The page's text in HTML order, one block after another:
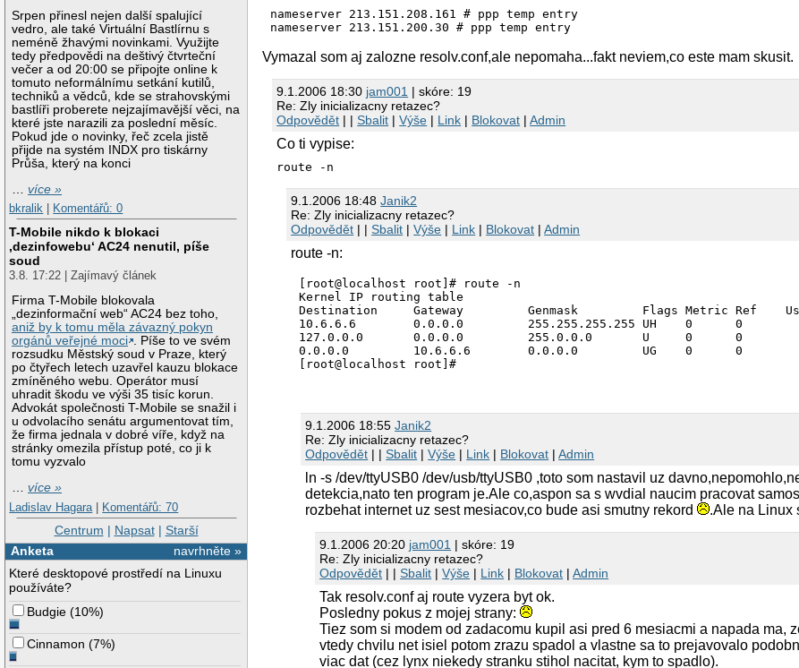
Srpen přinesl nejen další spalující
vedro, ale také Virtuální Bastlírnu s
neméně žhavými novinkami. Využijte
tedy předpovědi na deštivý čtvrteční
večer a od 20:00 se připojte online k
tomuto neformálnímu setkání kutilů,
techniků a vědců, kde se strahovskými
bastlíři proberete nejzajímavější věci, na
které jste narazili za poslední měsíc.
Pokud jde o novinky, řeč zcela jistě
přijde na systém INDX pro tiskárny
Průša, který na konci
…více »
bkralik
Komentářů: 0
T-Mobile nikdo k blokaci
‚dezinfowebu‘ AC24 nenutil, píše
soud
3.8. 17:22 | Zajímavý článek
Firma T-Mobile blokovala
„dezinformační web“ AC24 bez toho,
aniž by k tomu měla závazný pokyn
orgánů veřejné moci . Píše to ve svém
rozsudku Městský soud v Praze, který
po čtyřech letech uzavřel kauzu blokace
zmíněného webu. Operátor musí
uhradit škodu ve výši 35 tisíc korun.
Advokát společnosti T-Mobile se snažil i
u odvolacího senátu argumentovat tím,
že firma jednala v dobré víře, když na
stránky omezila přístup poté, co ji k
tomu vyzvalo
…více »
Ladislav Hagara | Komentářů: 70
Centrum | Napsat| Starší
navrhněte »
Anketa
Které desktopové prostředí na Linuxu
používáte?
Budgie (10%)
Cinnamon (7%)
From 10.128.29.91 icmp_seq=5 Destination Host Unreachable
ping: sendmsg: Operation not permitted
ping: sendmsg: Operation not permitted
ping: sendmsg: Operation not permitted
From 10.128.29.91 icmp_seq=8 Destination Host Unreachable
ping: sendmsg: Operation not permitted
From 10.128.29.91 icmp_seq=9 Destination Host Unreachable
ping: sendmsg: Operation not permitted
From 10.128.29.91 icmp_seq=10 Destination Host Unreachable
ping: sendmsg: Operation not permitted
nameserver 213.151.208.161 # ppp temp entry
nameserver 213.151.200.30 # ppp temp entry
Vymazal som aj zalozne resolv.conf,ale nepomaha...fakt neviem,co este mam skusit.
9.1.2006 18:30 jam001 | skóre: 19
Re: Zly inicializacny retazec?
Odpovědět | |Sbalit |Výše | Link | Blokovat |Admin
Co ti vypise:
route -n
9.1.2006 18:48Janik2
Re: Zly inicializacny retazec?
Odpovědět | |Sbalit |Výše | Link | Blokovat |Admin
route -n:
[root@localhost root]# route -n
Kernel IP routing table
Destination     Gateway         Genmask         Flags Metric Ref
10.6.6.6        0.0.0.0         255.255.255.255 UH    0      0
127.0.0.0       0.0.0.0         255.0.0.0       U     0      0
0.0.0.0         10.6.6.6        0.0.0.0         UG    0      0        0
[root@localhost root]#
9.1.2006 18:55Janik2
Re: Zly inicializacny retazec?
Odpovědět | |Sbalit |Výše | Link | Blokovat |Admin
ln -s /dev/ttyUSB0 /dev/usb/ttyUSB0 ,toto som nastavil uz
detekcia,nato ten program je.Ale co,aspon sa s wvdial naucim pracovat
rozbehat internet uz sest mesiacov,co bude asi smutny rekord
.Ale na Linux
9.1.2006 20:20 jam001 | skóre: 19
Re: Zly inicializacny retazec?
Odpovědět | |Sbalit |Výše | Link | Blokovat |Admin
Tak resolv.conf aj route vyzera byt ok.
Posledny pokus z mojej strany:
Tiez som si modem od zadacomu kupil asi pred 6 mesiacmi a napada ma,
vtedy chvilu net isiel potom zrazu spadol a vlastne sa to prejavovalo
viac dat (cez lynx niekedy stranku stihol nacitat, kym to spadlo).